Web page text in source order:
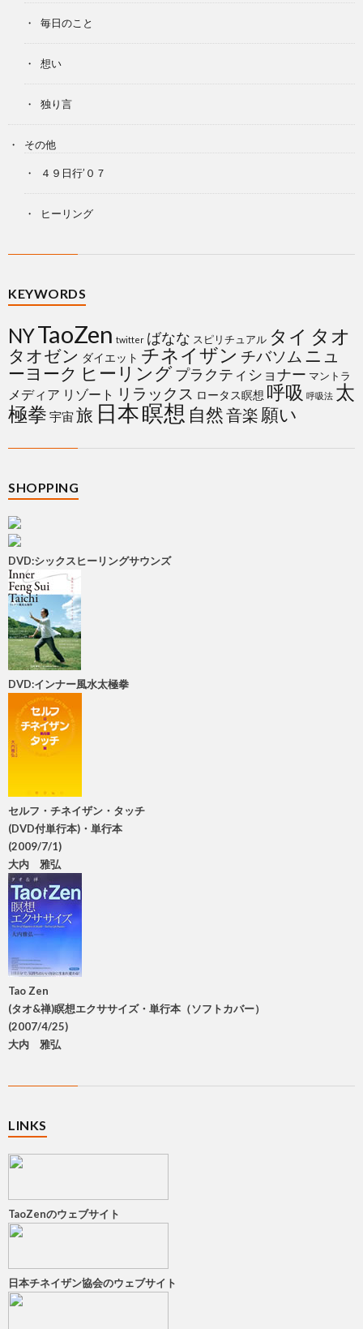
毎日のこと
想い
独り言
その他
４９日行’０７
ヒーリング
KEYWORDS
NYTaoZen twitter ばなな スピリチュアル タイ タオ
タオゼン ダイエット チネイザン チバソム ニュ
ーヨーク ヒーリングプラクティショナー マントラ
メディア リゾート リラックス ロータス瞑想 呼吸 呼吸法 太
極拳 宇宙 旅 日本瞑想 自然音楽 願い
SHOPPING
DVD:シックスヒーリングサウンズ
DVD:インナー風水太極拳
セルフ・チネイザン・タッチ
(DVD付単行本)・単行本
(2009/7/1)
大内 雅弘
Tao Zen
(タオ&禅)瞑想エクササイズ・単行本（ソフトカバー）
(2007/4/25)
大内 雅弘
LINKS
TaoZenのウェブサイト
日本チネイザン協会のウェブサイト